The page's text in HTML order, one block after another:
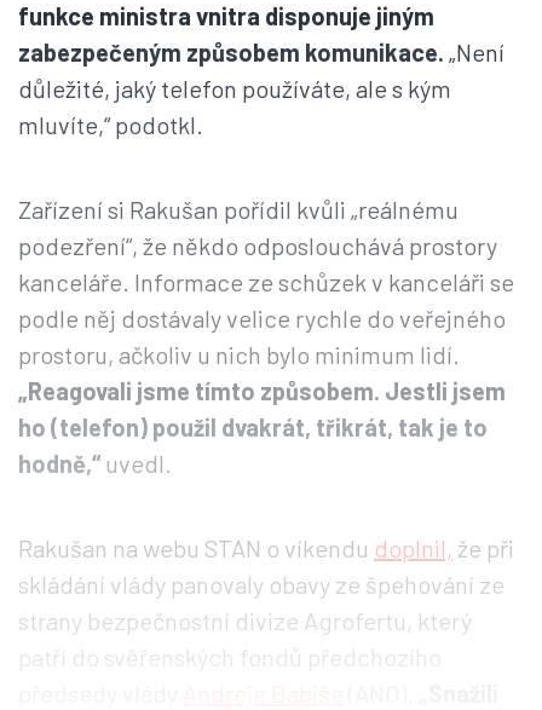
funkce ministra vnitra disponuje jiným
zabezpečeným způsobem komunikace. „Není
důležité, jaký telefon používáte, ale s kým
mluvíte,“ podotkl.
Zařízení si Rakušan pořídil kvůli „reálnému
podezření“, že někdo odposlouchává prostory
kanceláře. Informace ze schůzek v kanceláři se
podle něj dostávaly velice rychle do veřejného
prostoru, ačkoliv u nich bylo minimum lidí.
„Reagovali jsme tímto způsobem. Jestli jsem
ho (telefon) použil dvakrát, třikrát, tak je to
hodně,“ uvedl.
Rakušan na webu STAN o víkendu doplnil, že při
skládání vlády panovaly obavy ze špehování ze
strany bezpečnostní divize Agrofertu, který
patří do svěřenských fondů předchozího